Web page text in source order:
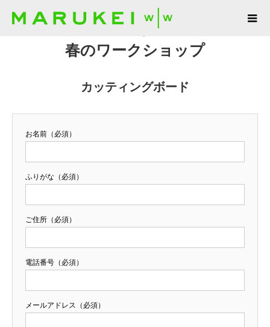
マルケイ木工
春のワークショップ
カッティングボード
お名前（必須）
ふりがな（必須）
ご住所（必須）
電話番号（必須）
メールアドレス（必須）